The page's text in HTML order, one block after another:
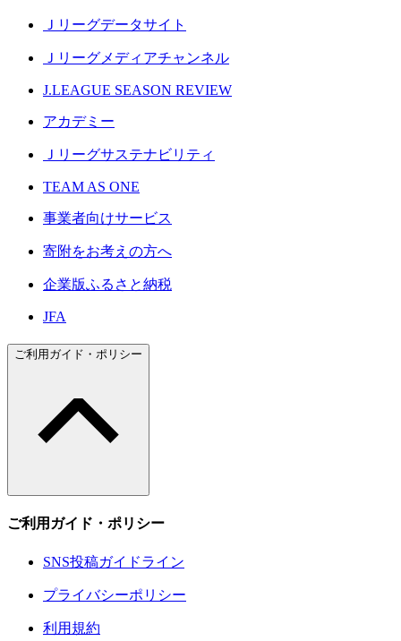
Ｊリーグデータサイト
Ｊリーグメディアチャンネル
J.LEAGUE SEASON REVIEW
アカデミー
Ｊリーグサステナビリティ
TEAM AS ONE
事業者向けサービス
寄附をお考えの方へ
企業版ふるさと納税
JFA
ご利用ガイド・ポリシー
ご利用ガイド・ポリシー
SNS投稿ガイドライン
プライバシーポリシー
利用規約